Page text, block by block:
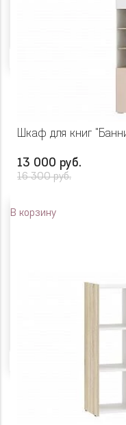
Шкаф для книг
13 000 руб.
16 300 руб.
В корзину